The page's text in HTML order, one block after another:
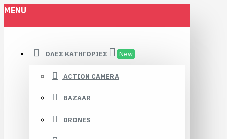
MENU
ΌΛΕΣ ΚΑΤΗΓΟΡΊΕΣ New
ACTION CAMERA
BAZAAR
DRONES